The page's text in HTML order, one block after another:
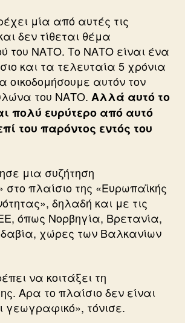
μία από αυτές τις
δεν τίθεται θέμα
του ΝΑΤΟ. Το ΝΑΤΟ είναι ένα
και τα τελευταία 5 χρόνια
οικοδομήσουμε αυτόν τον
του ΝΑΤΟ. Αλλά αυτό το
πολύ ευρύτερο από αυτό
του παρόντος εντός του
μια συζήτηση
πλαίσιο της «Ευρωπαϊκής
δηλαδή και με τις
όπως Νορβηγία, Βρετανία,
χώρες των Βαλκανίων
να κοιτάξει τη
Αρα το πλαίσιο δεν είναι
γεωγραφικό», τόνισε.